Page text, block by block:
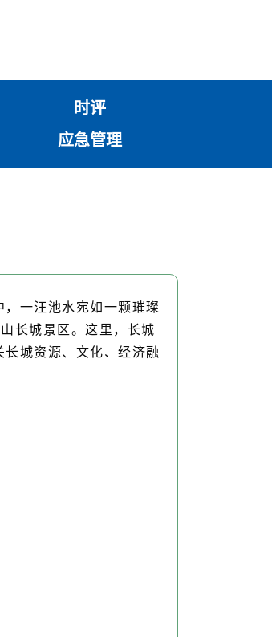
时评
应急管理
一汪池水宛如一颗璀璨
长城景区。这里，长城
城资源、文化、经济融